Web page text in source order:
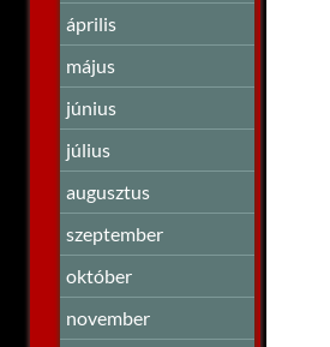
április
május
június
július
augusztus
szeptember
október
november